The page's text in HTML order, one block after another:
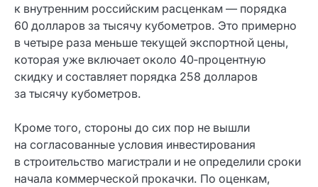
к внутренним российским расценкам — порядка
60 долларов за тысячу кубометров. Это примерно
в четыре раза меньше текущей экспортной цены,
которая уже включает около 40‑процентную
скидку и составляет порядка 258 долларов
за тысячу кубометров.
Кроме того, стороны до сих пор не вышли
на согласованные условия инвестирования
в строительство магистрали и не определили сроки
начала коммерческой прокачки. По оценкам,